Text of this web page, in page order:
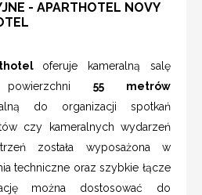
- APARTHOTEL NOVY
oferuje kameralną salę
55 metrów
do organizacji spotkań
czy kameralnych wydarzeń
została wyposażona w
techniczne oraz szybkie łącze
można dostosować do